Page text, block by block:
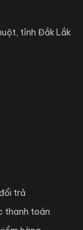
tỉnh Đắk Lắk
trả
thanh toán